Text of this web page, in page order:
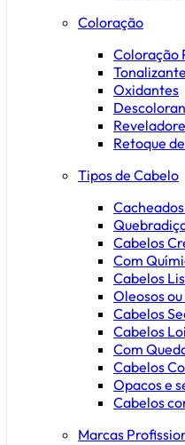
Coloração
Coloração
Oxidantes
Retoque
Tipos de Cabelo
Cabelos
Com
Cabelos
Oleosos
Cabelos
Cabelos
Com
Cabelos
Opacos e
Cabelos
Marcas